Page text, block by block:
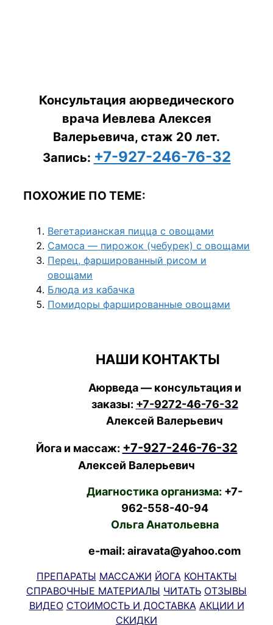
Консультация аюрведического
врача Иевлева Алексея
Валерьевича, стаж 20 лет.
Запись: +7-927-246-76-32
ПОХОЖИЕ ПО ТЕМЕ:
Вегетарианская пицца с овощами
Самоса — пирожок (чебурек) с овощами
Перец, фаршированный рисом и
овощами
Блюда из кабачка
Помидоры фаршированные овощами
НАШИ КОНТАКТЫ
Аюрведа — консультация и
заказы: +7-9272-46-76-32
Алексей Валерьевич
Йога и массаж: +7-927-246-76-32
Алексей Валерьевич
Диагностика организма: +7-
962-558-40-94
Ольга Анатольевна
e-mail: airavata@yahoo.com
ПРЕПАРАТЫ МАССАЖИ ЙОГА КОНТАКТЫ
СПРАВОЧНЫЕ МАТЕРИАЛЫ ЧИТАТЬ ОТЗЫВЫ
ВИДЕО СТОИМОСТЬ И ДОСТАВКА АКЦИИ И
СКИДКИ